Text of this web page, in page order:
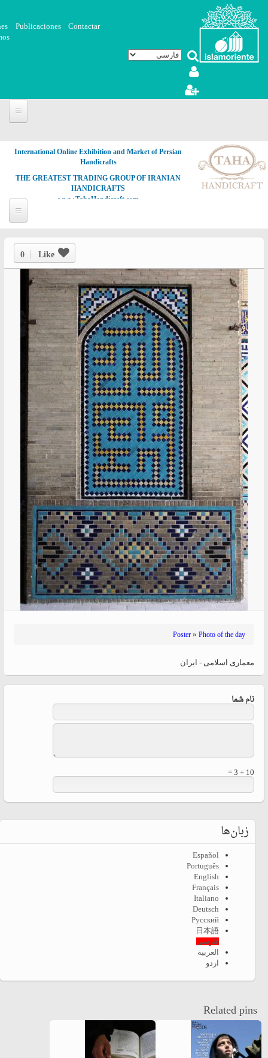
رفتن به محتوای اصلی
Contactar
Publicaciones
International Online Exhibition and Market of Persian
Handicrafts
THE GREATEST TRADING GROUP OF IRANIAN
HANDICRAFTS
www.TahaHandicraft.com
0 Like
Poster » Photo of the day
معماری اسلامی - ایران
نام شما
10 + 3 =
زبان‌ها
Español
Português
English
Français
Italiano
Deutsch
Русский
日本語
فارسی
العربية
اردو
Related pins